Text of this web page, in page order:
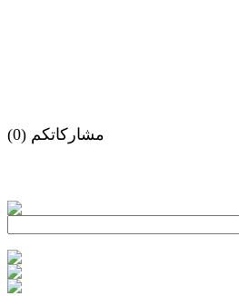
مشاركاتكم (0)
h